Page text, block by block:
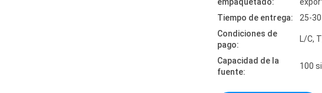
Tiempo de entrega:
25-30
Condiciones de
pago:
L/C,
Capacidad de la
fuente:
100